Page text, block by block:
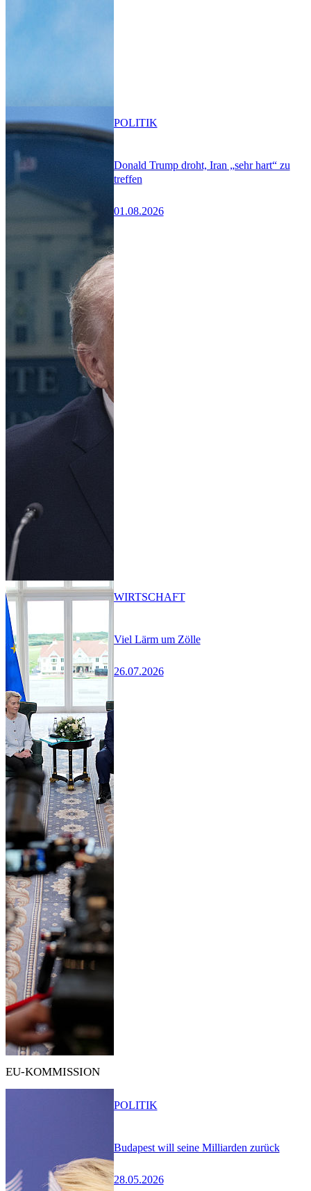
Donald Trump droht, Iran „sehr hart“ zu
treffen
01.08.2026
POLITIK
Viel Lärm um Zölle
26.07.2026
WIRTSCHAFT
EU-KOMMISSION
Budapest will seine Milliarden zurück
28.05.2026
POLITIK